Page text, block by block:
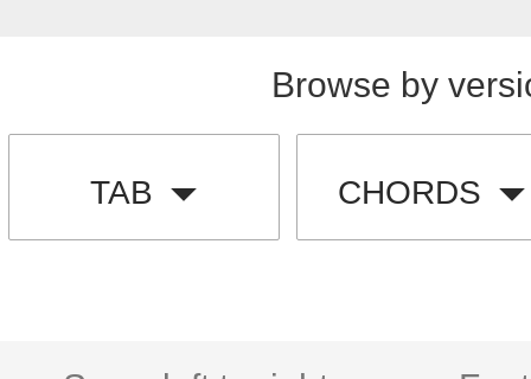
Browse by
TAB CHORDS